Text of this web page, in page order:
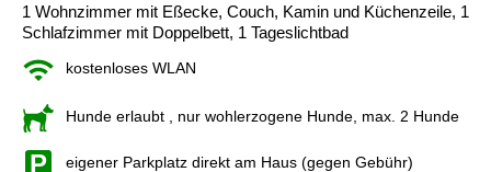
1 Wohnzimmer mit Eßecke, Couch, Kamin und Küchenzeile, 1
Schlafzimmer mit Doppelbett, 1 Tageslichtbad
kostenloses WLAN
Hunde erlaubt , nur wohlerzogene Hunde, max. 2 Hunde
eigener Parkplatz direkt am Haus (gegen Gebühr)